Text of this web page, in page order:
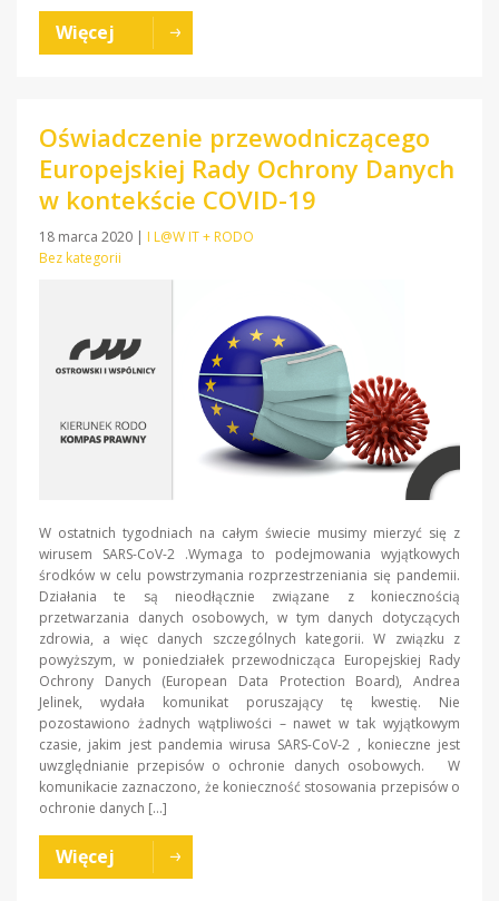
Więcej
Oświadczenie przewodniczącego
Europejskiej Rady Ochrony Danych
w kontekście COVID-19
18 marca 2020 | I L@W IT + RODO
Bez kategorii
W ostatnich tygodniach na całym świecie musimy mierzyć się z
wirusem SARS-CoV-2 .Wymaga to podejmowania wyjątkowych
środków w celu powstrzymania rozprzestrzeniania się pandemii.
Działania te są nieodłącznie związane z koniecznością
przetwarzania danych osobowych, w tym danych dotyczących
zdrowia, a więc danych szczególnych kategorii. W związku z
powyższym, w poniedziałek przewodnicząca Europejskiej Rady
Ochrony Danych (European Data Protection Board), Andrea
Jelinek, wydała komunikat poruszający tę kwestię. Nie
pozostawiono żadnych wątpliwości – nawet w tak wyjątkowym
czasie, jakim jest pandemia wirusa SARS-CoV-2 , konieczne jest
uwzględnianie przepisów o ochronie danych osobowych. W
komunikacie zaznaczono, że konieczność stosowania przepisów o
ochronie danych […]
Więcej